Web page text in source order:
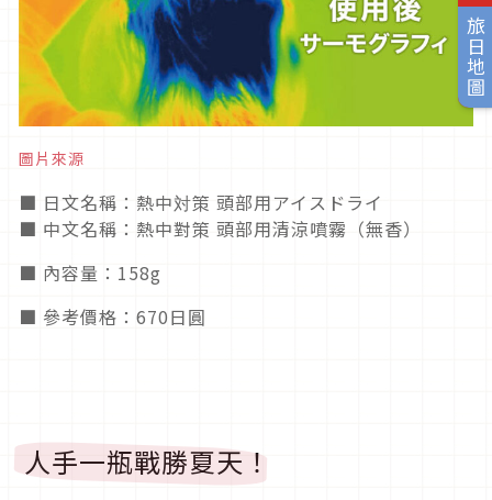
旅日地圖
圖片來源
■ 日文名稱：熱中対策 頭部用アイスドライ
■ 中文名稱：熱中對策 頭部用清涼噴霧（無香）
■ 內容量：158g
■ 參考價格：670日圓
人手一瓶戰勝夏天！